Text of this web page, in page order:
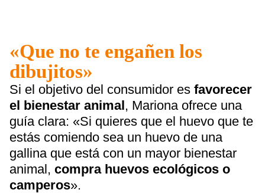
«Que no te engañen los
dibujitos»
Si el objetivo del consumidor es favorecer
el bienestar animal, Mariona ofrece una
guía clara: «Si quieres que el huevo que te
estás comiendo sea un huevo de una
gallina que está con un mayor bienestar
animal, compra huevos ecológicos o
camperos».